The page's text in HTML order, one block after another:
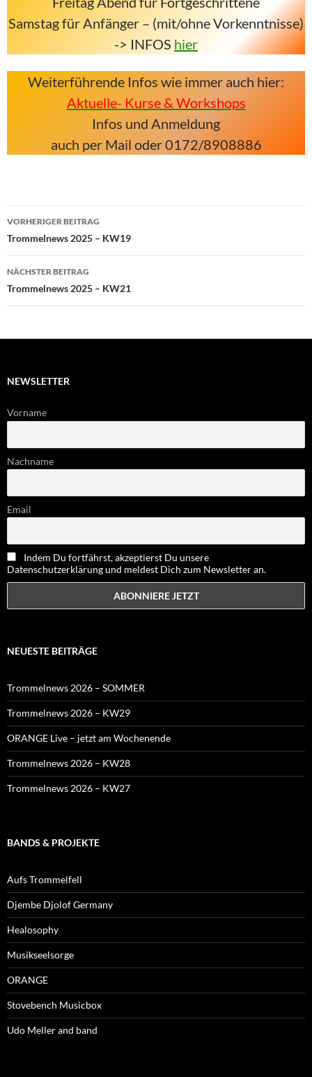
Samstag für Anfänger – (mit/ohne Vorkenntnisse)
-> INFOS hier
Weiterführende Infos wie immer auch hier:
Aktuelle- Kurse & Workshops
Infos und Anmeldung
auch per Mail oder 0172/8908886
Beitragsnavigation
VORHERIGER BEITRAG
Trommelnews 2025 – KW19
NÄCHSTER BEITRAG
Trommelnews 2025 – KW21
NEWSLETTER
Vorname
Nachname
Email
Indem Du fortfährst, akzeptierst Du unsere
Datenschutzerklärung und meldest Dich zum Newsletter an.
NEUESTE BEITRÄGE
Trommelnews 2026 – SOMMER
Trommelnews 2026 – KW29
ORANGE Live – jetzt am Wochenende
Trommelnews 2026 – KW28
Trommelnews 2026 – KW27
BANDS & PROJEKTE
Aufs Trommelfell
Djembe Djolof Germany
Healosophy
Musikseelsorge
ORANGE
Stovebench Musicbox
Udo Meller and band